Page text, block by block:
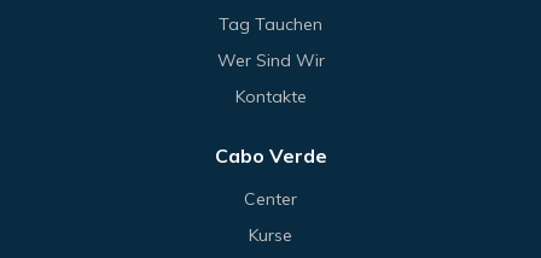
Tag Tauchen
Wer Sind Wir
Kontakte
Cabo Verde
Center
Kurse